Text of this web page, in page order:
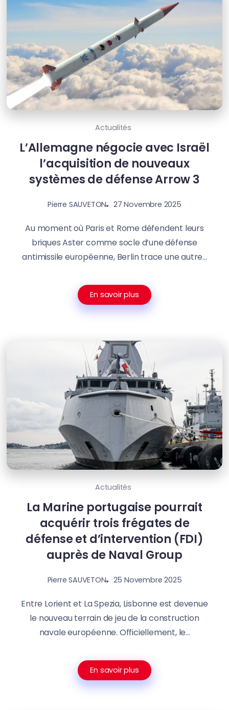
Actualités
L’Allemagne négocie avec Israël
l’acquisition de nouveaux
systèmes de défense Arrow 3
Pierre SAUVETON 27 Novembre 2025
Au moment où Paris et Rome défendent leurs
briques Aster comme socle d’une défense
antimissile européenne, Berlin trace une autre...
En savoir plus
Actualités
La Marine portugaise pourrait
acquérir trois frégates de
défense et d’intervention (FDI)
auprès de Naval Group
Pierre SAUVETON 25 Novembre 2025
Entre Lorient et La Spezia, Lisbonne est devenue
le nouveau terrain de jeu de la construction
navale européenne. Officiellement, le...
En savoir plus